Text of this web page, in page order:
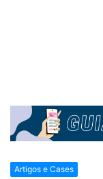
Artigos e Cases